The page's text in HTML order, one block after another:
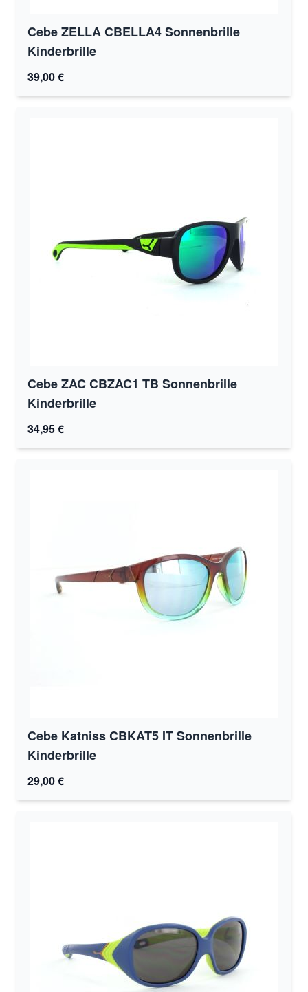
Cebe ZELLA CBELLA4 Sonnenbrille
Kinderbrille
39,00 €
Cebe ZAC CBZAC1 TB Sonnenbrille
Kinderbrille
34,95 €
Cebe Katniss CBKAT5 IT Sonnenbrille
Kinderbrille
29,00 €